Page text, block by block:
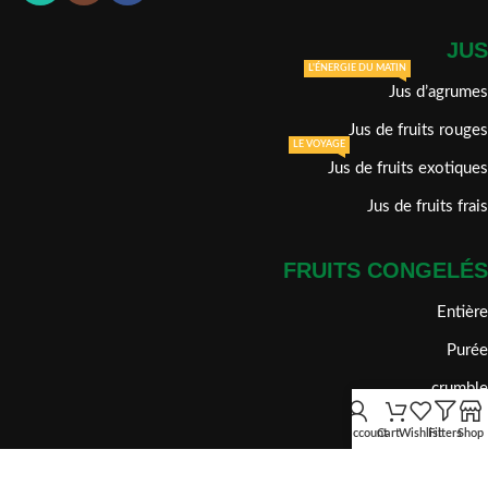
JUS
Jus d’agrumes
L'ÉNERGIE DU MATIN
Jus de fruits rouges
Jus de fruits exotiques
LE VOYAGE
Jus de fruits frais
FRUITS CONGELÉS
Entière
Purée
crumble
Tranche
Shop
Filters
Wishlist
Cart
My account